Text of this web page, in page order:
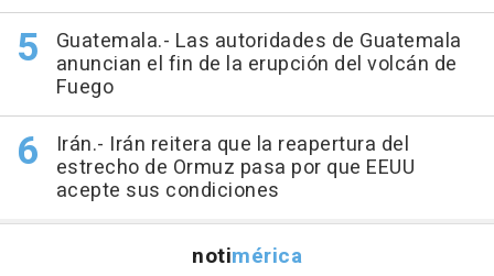
Guatemala.- Las autoridades de Guatemala
anuncian el fin de la erupción del volcán de
Fuego
Irán.- Irán reitera que la reapertura del
estrecho de Ormuz pasa por que EEUU
acepte sus condiciones
notimérica